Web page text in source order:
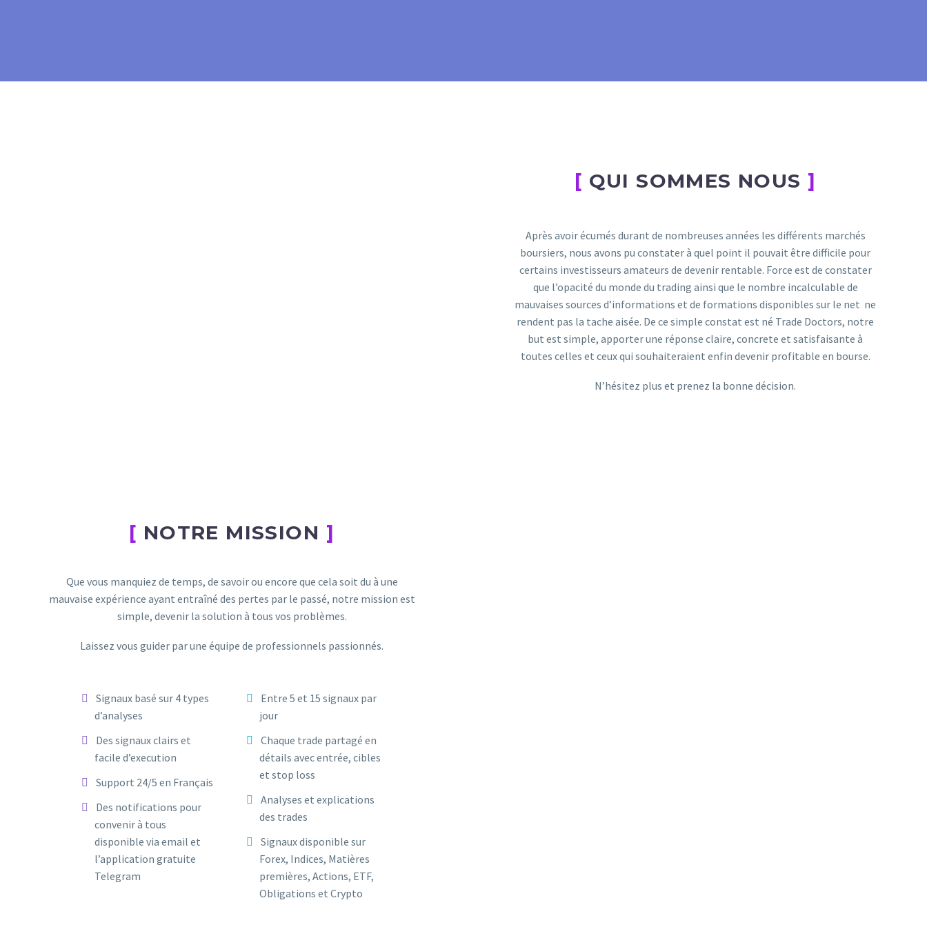
[ QUI SOMMES NOUS ]
Après avoir écumés durant de nombreuses années les différents marchés
boursiers, nous avons pu constater à quel point il pouvait être difficile pour
certains investisseurs amateurs de devenir rentable. Force est de constater
que l’opacité du monde du trading ainsi que le nombre incalculable de
mauvaises sources d’informations et de formations disponibles sur le net ne
rendent pas la tache aisée. De ce simple constat est né Trade Doctors, notre
but est simple, apporter une réponse claire, concrete et satisfaisante à
toutes celles et ceux qui souhaiteraient enfin devenir profitable en bourse.
N’hésitez plus et prenez la bonne décision.
[ NOTRE MISSION ]
Que vous manquiez de temps, de savoir ou encore que cela soit du à une
mauvaise expérience ayant entraîné des pertes par le passé, notre mission est
simple, devenir la solution à tous vos problèmes.
Laissez vous guider par une équipe de professionnels passionnés.
Signaux basé sur 4 types
d’analyses
Des signaux clairs et
facile d’execution
Support 24/5 en Français
Des notifications pour
convenir à tous
disponible via email et
l’application gratuite
Telegram
Entre 5 et 15 signaux par
jour
Chaque trade partagé en
détails avec entrée, cibles
et stop loss
Analyses et explications
des trades
Signaux disponible sur
Forex, Indices, Matières
premières, Actions, ETF,
Obligations et Crypto